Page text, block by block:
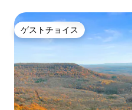
ゲストチョイス
ゲストチョイス